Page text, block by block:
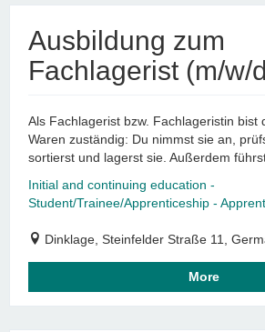
Ausbildung zum
Fachlagerist (m/w/
Als Fachlagerist bzw. Fachlageristin bist
Waren zuständig: Du nimmst sie an,
sortierst und lagerst sie. Außerdem
Initial and continuing education -
Student/Trainee/Apprenticeship -
Dinklage, Steinfelder Straße 11,
More